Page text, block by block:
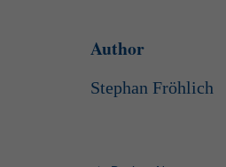
Author
Stephan Fröhlich